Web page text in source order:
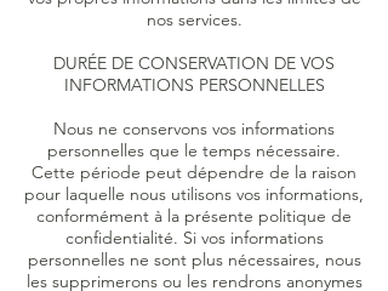
nos services.
DURÉE DE CONSERVATION DE VOS
INFORMATIONS PERSONNELLES
Nous ne conservons vos informations
personnelles que le temps nécessaire.
Cette période peut dépendre de la raison
pour laquelle nous utilisons vos informations,
conformément à la présente politique de
confidentialité. Si vos informations
personnelles ne sont plus nécessaires, nous
les supprimerons ou les rendrons anonymes